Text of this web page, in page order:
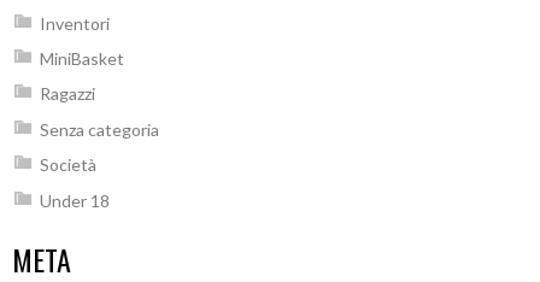
Inventori
MiniBasket
Ragazzi
Senza categoria
Società
Under 18
META